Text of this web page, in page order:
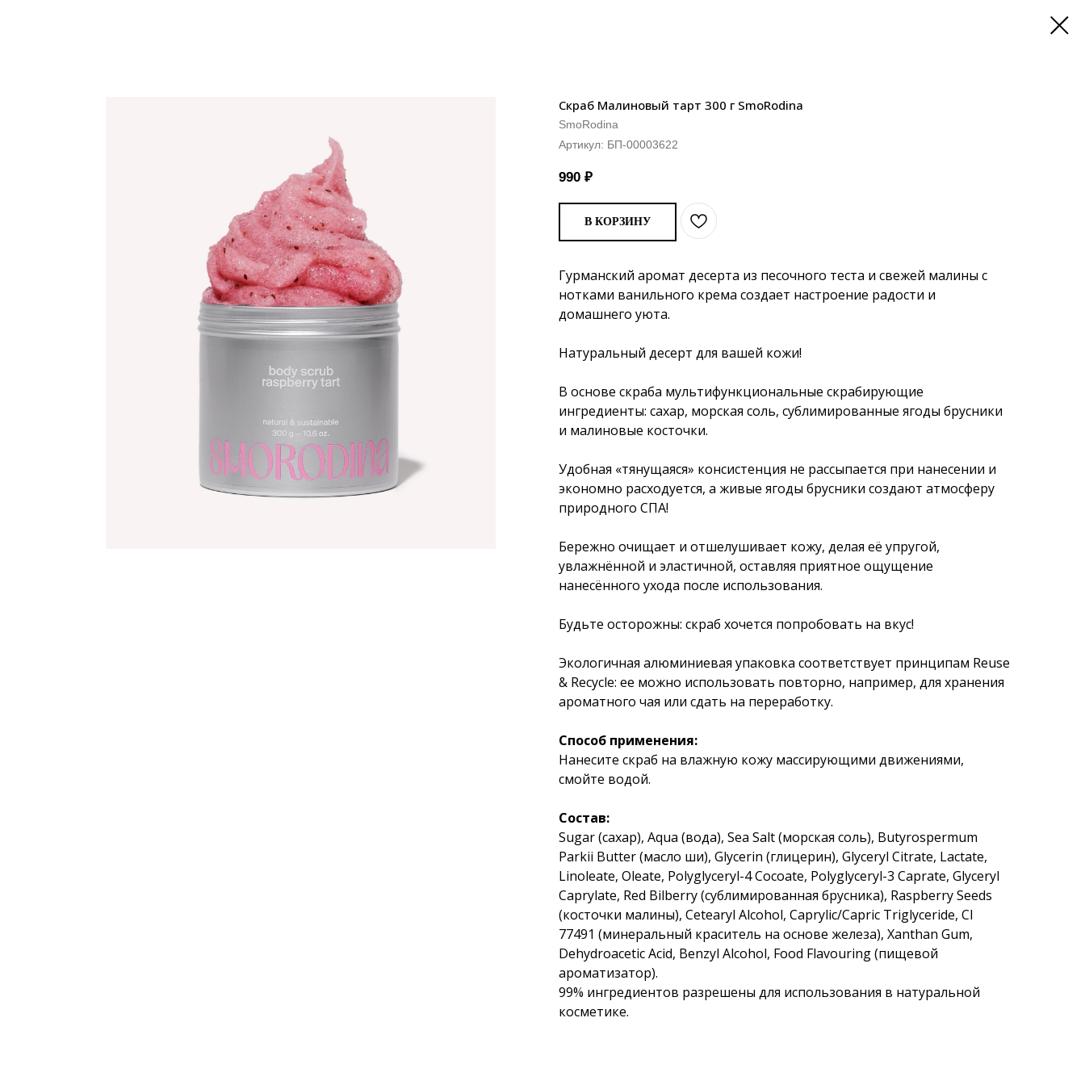
Скраб Малиновый тарт 300 г SmoRodina
SmoRodina
Артикул: БП-00003622
990 ₽
В КОРЗИНУ
Гурманский аромат десерта из песочного теста и свежей малины с
нотками ванильного крема создает настроение радости и
домашнего уюта.
Натуральный десерт для вашей кожи!
В основе скраба мультифункциональные скрабирующие
ингредиенты: сахар, морская соль, сублимированные ягоды брусники
и малиновые косточки.
Удобная «тянущаяся» консистенция не рассыпается при нанесении и
экономно расходуется, а живые ягоды брусники создают атмосферу
природного СПА!
Бережно очищает и отшелушивает кожу, делая её упругой,
увлажнённой и эластичной, оставляя приятное ощущение
нанесённого ухода после использования.
Будьте осторожны: скраб хочется попробовать на вкус!
Экологичная алюминиевая упаковка соответствует принципам Reuse
& Recycle: ее можно использовать повторно, например, для хранения
ароматного чая или сдать на переработку.
Способ применения:
Нанесите скраб на влажную кожу массирующими движениями,
смойте водой.
Состав:
Sugar (сахар), Aqua (вода), Sea Salt (морская соль), Butyrospermum
Parkii Butter (масло ши), Glycerin (глицерин), Glyceryl Citrate, Lactate,
Linoleate, Oleate, Polyglyceryl-4 Cocoate, Polyglyceryl-3 Caprate, Glyceryl
Caprylate, Red Bilberry (сублимированная брусника), Raspberry Seeds
(косточки малины), Cetearyl Alcohol, Caprylic/Capric Triglyceride, CI
77491 (минеральный краситель на основе железа), Xanthan Gum,
Dehydroacetic Acid, Benzyl Alcohol, Food Flavouring (пищевой
ароматизатор).
99% ингредиентов разрешены для использования в натуральной
косметике.